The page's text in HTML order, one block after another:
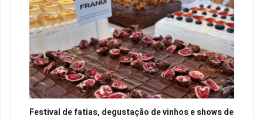
Festival de fatias, degustação de vinhos e shows de